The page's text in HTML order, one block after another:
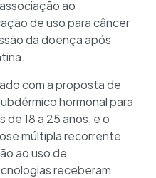
ao
de uso para câncer
da doença após
com a proposta de
hormonal para
18 a 25 anos, e o
múltipla recorrente
ao uso de
receberam